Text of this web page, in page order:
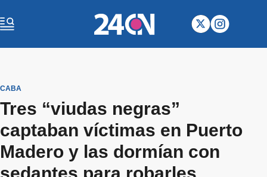
CABA
Tres “viudas negras”
captaban víctimas en Puerto
Madero y las dormían con